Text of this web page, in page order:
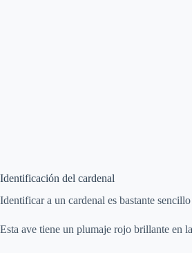
Identificación del cardenal
Identificar a un cardenal es bastante
Esta ave tiene un plumaje rojo brillante en